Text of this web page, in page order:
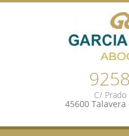
C/
45600